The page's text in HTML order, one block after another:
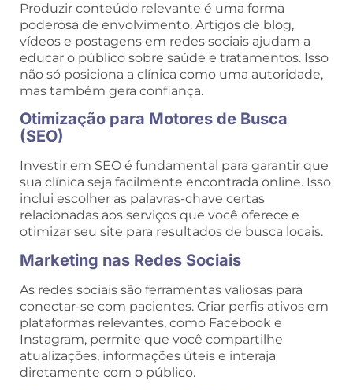
Produzir conteúdo relevante é uma forma
poderosa de envolvimento. Artigos de blog,
vídeos e postagens em redes sociais ajudam a
educar o público sobre saúde e tratamentos. Isso
não só posiciona a clínica como uma autoridade,
mas também gera confiança.
Otimização para Motores de Busca
(SEO)
Investir em SEO é fundamental para garantir que
sua clínica seja facilmente encontrada online. Isso
inclui escolher as palavras-chave certas
relacionadas aos serviços que você oferece e
otimizar seu site para resultados de busca locais.
Marketing nas Redes Sociais
As redes sociais são ferramentas valiosas para
conectar-se com pacientes. Criar perfis ativos em
plataformas relevantes, como Facebook e
Instagram, permite que você compartilhe
atualizações, informações úteis e interaja
diretamente com o público.